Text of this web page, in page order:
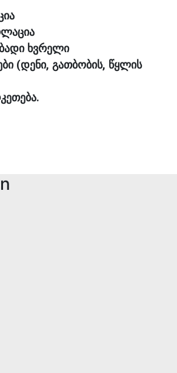
ხვრელი
(დენი, გათბობის, წყლის